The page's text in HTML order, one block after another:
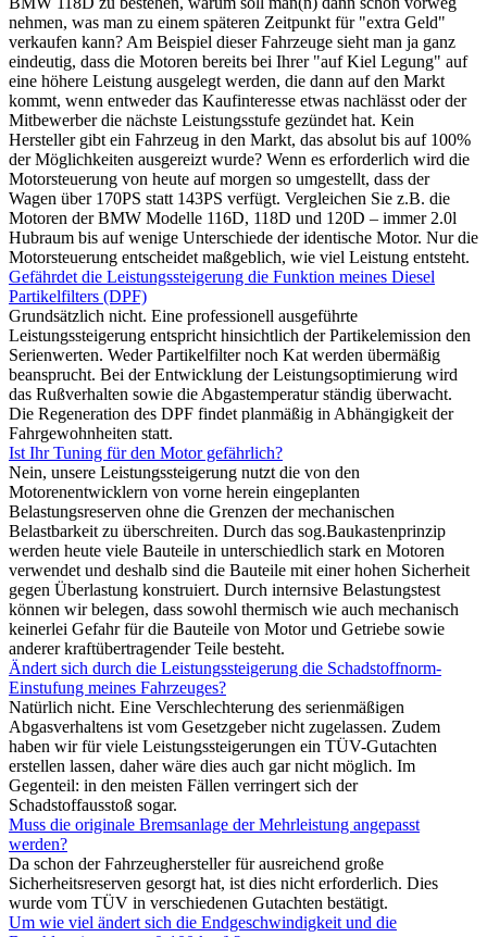
nehmen, was man zu einem späteren Zeitpunkt für "extra Geld"
verkaufen kann? Am Beispiel dieser Fahrzeuge sieht man ja ganz
eindeutig, dass die Motoren bereits bei Ihrer "auf Kiel Legung" auf
eine höhere Leistung ausgelegt werden, die dann auf den Markt
kommt, wenn entweder das Kaufinteresse etwas nachlässt oder der
Mitbewerber die nächste Leistungsstufe gezündet hat. Kein
Hersteller gibt ein Fahrzeug in den Markt, das absolut bis auf 100%
der Möglichkeiten ausgereizt wurde? Wenn es erforderlich wird die
Motorsteuerung von heute auf morgen so umgestellt, dass der
Wagen über 170PS statt 143PS verfügt. Vergleichen Sie z.B. die
Motoren der BMW Modelle 116D, 118D und 120D – immer 2.0l
Hubraum bis auf wenige Unterschiede der identische Motor. Nur die
Motorsteuerung entscheidet maßgeblich, wie viel Leistung entsteht.
Gefährdet die Leistungssteigerung die Funktion meines Diesel
Partikelfilters (DPF)
Grundsätzlich nicht. Eine professionell ausgeführte
Leistungssteigerung entspricht hinsichtlich der Partikelemission den
Serienwerten. Weder Partikelfilter noch Kat werden übermäßig
beansprucht. Bei der Entwicklung der Leistungsoptimierung wird
das Rußverhalten sowie die Abgastemperatur ständig überwacht.
Die Regeneration des DPF findet planmäßig in Abhängigkeit der
Fahrgewohnheiten statt.
Ist Ihr Tuning für den Motor gefährlich?
Nein, unsere Leistungssteigerung nutzt die von den
Motorenentwicklern von vorne herein eingeplanten
Belastungsreserven ohne die Grenzen der mechanischen
Belastbarkeit zu überschreiten. Durch das sog.Baukastenprinzip
werden heute viele Bauteile in unterschiedlich stark en Motoren
verwendet und deshalb sind die Bauteile mit einer hohen Sicherheit
gegen Überlastung konstruiert. Durch internsive Belastungstest
können wir belegen, dass sowohl thermisch wie auch mechanisch
keinerlei Gefahr für die Bauteile von Motor und Getriebe sowie
anderer kraftübertragender Teile besteht.
Ändert sich durch die Leistungssteigerung die Schadstoffnorm-
Einstufung meines Fahrzeuges?
Natürlich nicht. Eine Verschlechterung des serienmäßigen
Abgasverhaltens ist vom Gesetzgeber nicht zugelassen. Zudem
haben wir für viele Leistungssteigerungen ein TÜV-Gutachten
erstellen lassen, daher wäre dies auch gar nicht möglich. Im
Gegenteil: in den meisten Fällen verringert sich der
Schadstoffausstoß sogar.
Muss die originale Bremsanlage der Mehrleistung angepasst
werden?
Da schon der Fahrzeughersteller für ausreichend große
Sicherheitsreserven gesorgt hat, ist dies nicht erforderlich. Dies
wurde vom TÜV in verschiedenen Gutachten bestätigt.
Um wie viel ändert sich die Endgeschwindigkeit und die